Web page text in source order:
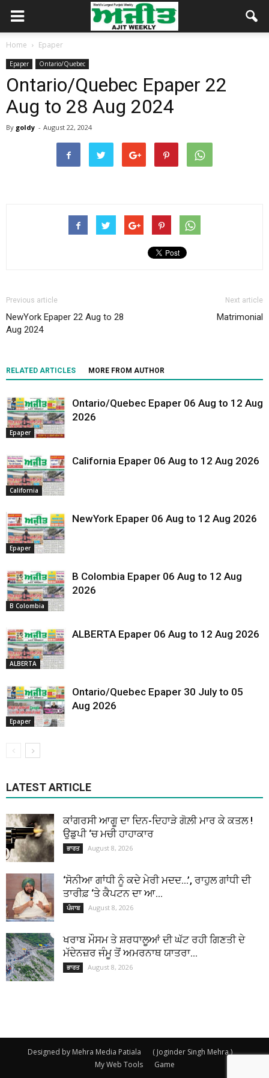
Home Epaper
Epaper Ontario/Quebec
Ontario/Quebec Epaper 22
Aug to 28 Aug 2024
By goldy - August 22, 2024
Previous article
NewYork Epaper 22 Aug to 28
Aug 2024
Next article
Matrimonial
RELATED ARTICLES MORE FROM AUTHOR
Epaper
Ontario/Quebec Epaper 06 Aug to 12 Aug
2026
California
California Epaper 06 Aug to 12 Aug 2026
Epaper
NewYork Epaper 06 Aug to 12 Aug 2026
B Colombia
B Colombia Epaper 06 Aug to 12 Aug
2026
ALBERTA
ALBERTA Epaper 06 Aug to 12 Aug 2026
Epaper
Ontario/Quebec Epaper 30 July to 05
Aug 2026
LATEST ARTICLE
ਕਾਂਗਰਸੀ ਆਗੂ ਦਾ ਦਿਨ-ਦਿਹਾੜੇ ਗੋਲ਼ੀ ਮਾਰ ਕੇ ਕਤਲ !
ਉਡੁਪੀ ‘ਚ ਮਚੀ ਹਾਹਾਕਾਰ
ਭਾਰਤ August 8, 2026
‘ਸੋਨੀਆ ਗਾਂਧੀ ਨੂੰ ਕਦੇ ਮੇਰੀ ਮਦਦ…’, ਰਾਹੁਲ ਗਾਂਧੀ ਦੀ
ਤਾਰੀਫ਼ ‘ਤੇ ਕੈਪਟਨ ਦਾ ਆ...
ਪੰਜਾਬ August 8, 2026
ਖਰਾਬ ਮੌਸਮ ਤੇ ਸ਼ਰਧਾਲੂਆਂ ਦੀ ਘੱਟ ਰਹੀ ਗਿਣਤੀ ਦੇ
ਮੱਦੇਨਜ਼ਰ ਜੰਮੂ ਤੋਂ ਅਮਰਨਾਥ ਯਾਤਰਾ...
ਭਾਰਤ August 8, 2026
Designed by Mehra Media Patiala
( Joginder Singh Mehra )
My Web Tools
Game